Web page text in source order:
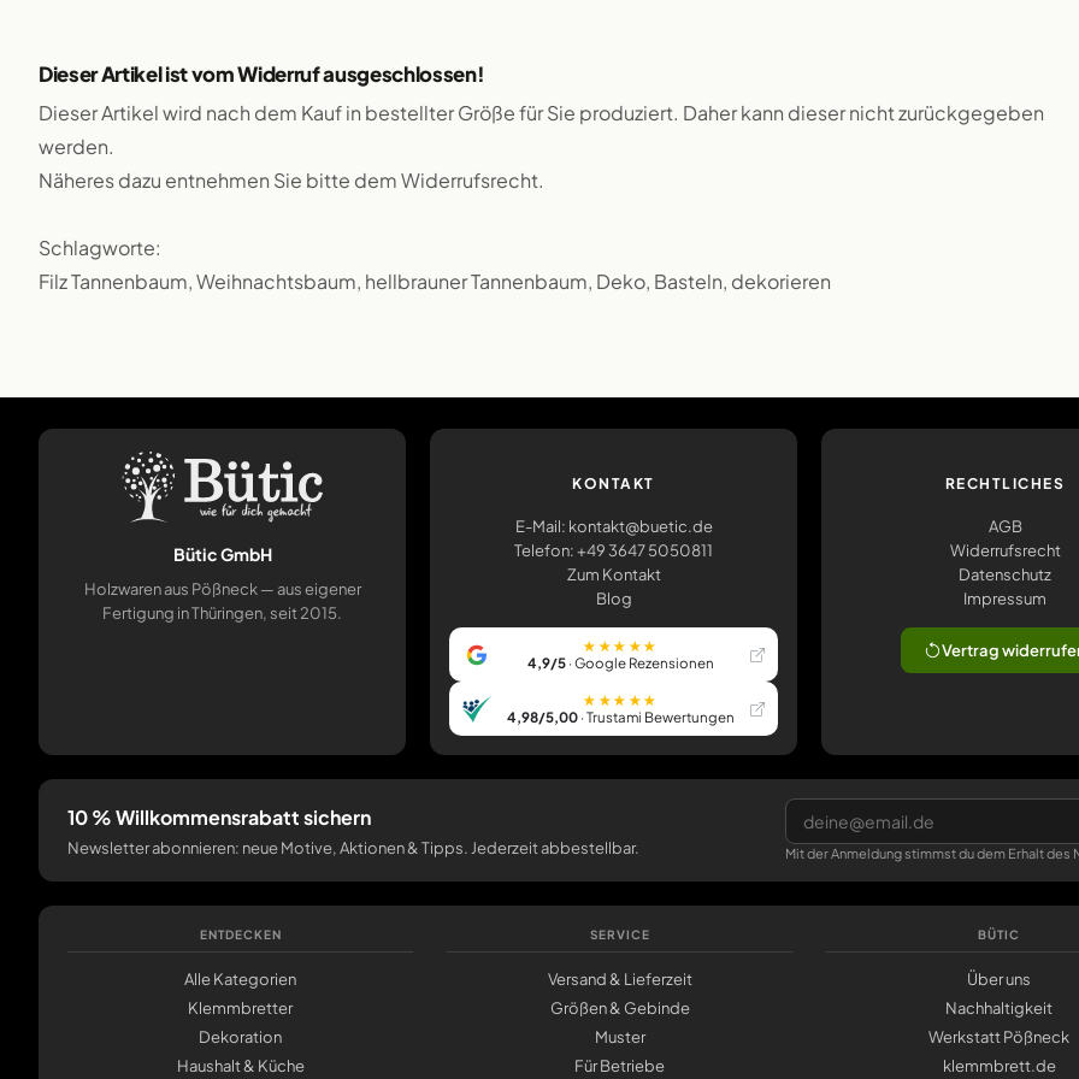
Dieser Artikel ist vom Widerruf ausgeschlossen!
Dieser Artikel wird nach dem Kauf in bestellter Größe für Sie produziert. Daher kann dieser nicht zurückgegeben
werden.
Näheres dazu entnehmen Sie bitte dem Widerrufsrecht.
Schlagworte:
Filz Tannenbaum, Weihnachtsbaum, hellbrauner Tannenbaum, Deko, Basteln, dekorieren
Bütic GmbH
Holzwaren aus Pößneck — aus eigener
Fertigung in Thüringen, seit 2015.
KONTAKT
E-Mail: kontakt@buetic.de
Telefon: +49 3647 5050811
Zum Kontakt
Blog
★★★★★
4,9/5 · Google Rezensionen
★★★★★
4,98/5,00 · Trustami Bewertungen
RECHTLICHES
AGB
Widerrufsrecht
Datenschutz
Impressum
Vertrag
10 % Willkommensrabatt sichern
Newsletter abonnieren: neue Motive, Aktionen & Tipps. Jederzeit abbestellbar. Mit der Anmeldung stimmst du dem Erhalt
ENTDECKEN
Alle Kategorien
Klemmbretter
Dekoration
Haushalt & Küche
SERVICE
Versand & Lieferzeit
Größen & Gebinde
Muster
Für Betriebe
BÜTIC
Über uns
Nachhaltigkeit
Werkstatt Pößneck
klemmbrett.de